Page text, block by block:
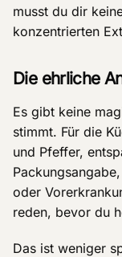
musst du dir
konzentrierten
Die ehrliche
Es gibt keine
stimmt. Für die
und Pfeffer,
oder
reden, bevor du
Das ist weniger